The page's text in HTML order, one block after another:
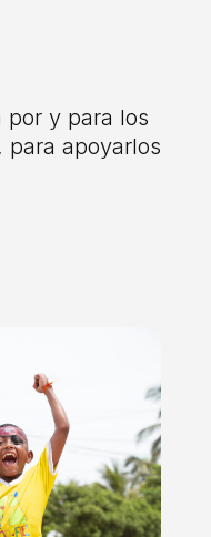
por y para los
para apoyarlos